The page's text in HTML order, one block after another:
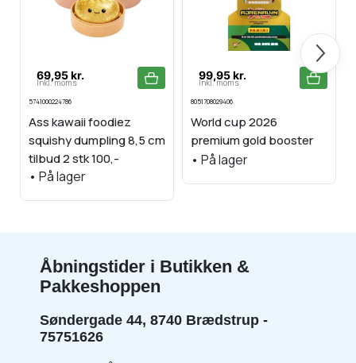
Næste
69,95 kr.
Inkl. moms
5741000224786
Ass kawaii foodiez
squishy dumpling 8,5 cm
tilbud 2 stk 100,-
• På lager
99,95 kr.
Inkl. moms
8051708029406
World cup 2026
premium gold booster
• På lager
Åbningstider i Butikken &
Pakkeshoppen
Søndergade 44, 8740 Brædstrup -
75751626